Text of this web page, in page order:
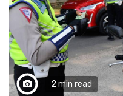
2 min read